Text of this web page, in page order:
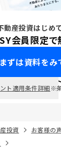
動産投資はじめ
会員限定で
まずは資料をみ
ポイント
ト適用条件詳細※
投資
お客様の